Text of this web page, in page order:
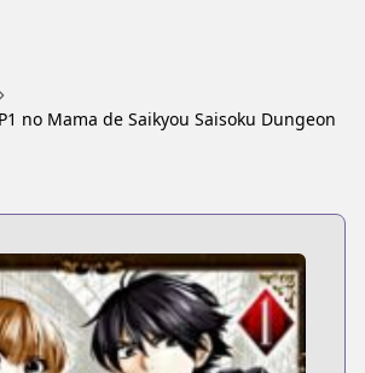
no Mama de Saikyou Saisoku Dungeon